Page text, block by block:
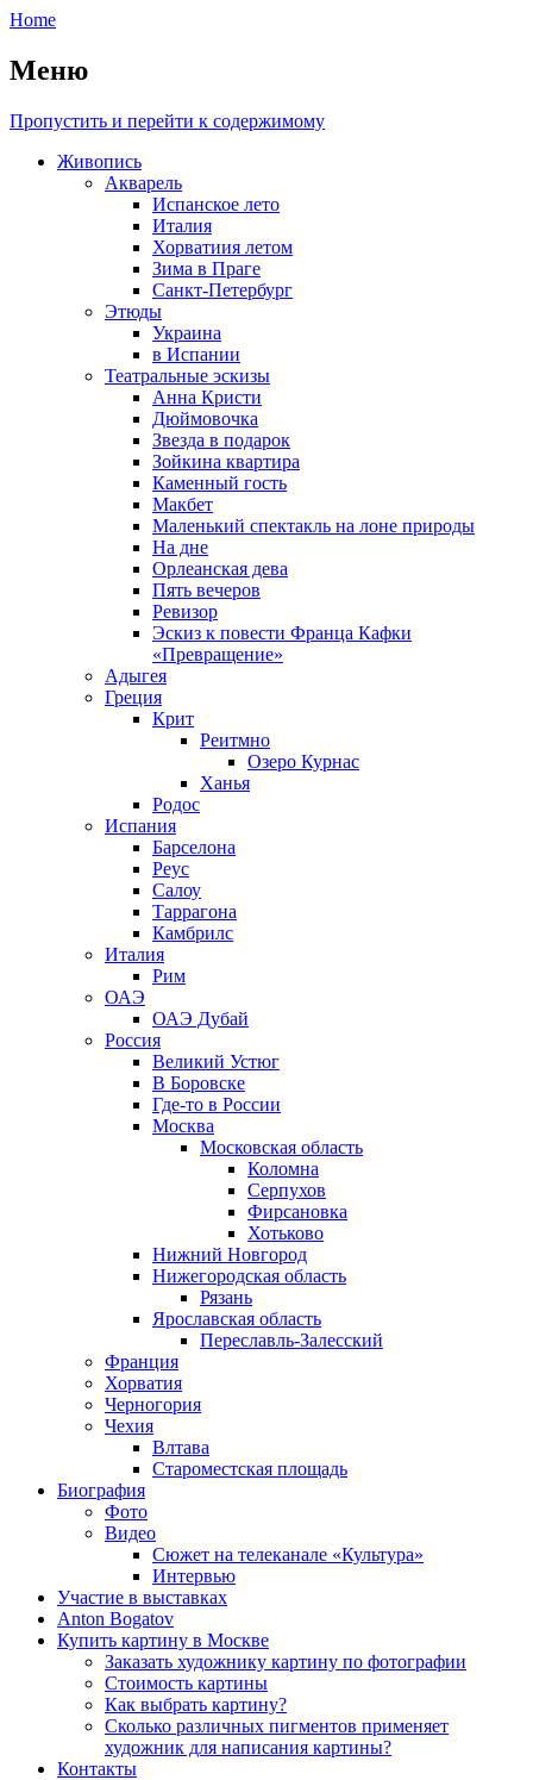
Home
Меню
Пропустить и перейти к содержимому
Живопись
Акварель
Испанское лето
Италия
Хорватиия летом
Зима в Праге
Санкт-Петербург
Этюды
Украина
в Испании
Театральные эскизы
Анна Кристи
Дюймовочка
Звезда в подарок
Зойкина квартира
Каменный гость
Макбет
Маленький спектакль на лоне природы
На дне
Орлеанская дева
Пять вечеров
Ревизор
Эскиз к повести Франца Кафки
«Превращение»
Адыгея
Греция
Крит
Реитмно
Озеро Курнас
Ханья
Родос
Испания
Барселона
Реус
Салоу
Таррагона
Камбрилс
Италия
Рим
ОАЭ
ОАЭ Дубай
Россия
Великий Устюг
В Боровске
Где-то в России
Москва
Московская область
Коломна
Серпухов
Фирсановка
Хотьково
Нижний Новгород
Нижегородская область
Рязань
Ярославская область
Переславль-Залесский
Франция
Хорватия
Черногория
Чехия
Влтава
Староместская площадь
Биография
Фото
Видео
Сюжет на телеканале «Культура»
Интервью
Участие в выставках
Anton Bogatov
Купить картину в Москве
Заказать художнику картину по фотографии
Стоимость картины
Как выбрать картину?
Сколько различных пигментов применяет
художник для написания картины?
Контакты